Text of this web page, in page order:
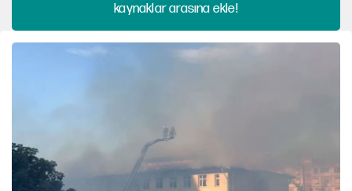
kaynaklar arasına ekle!